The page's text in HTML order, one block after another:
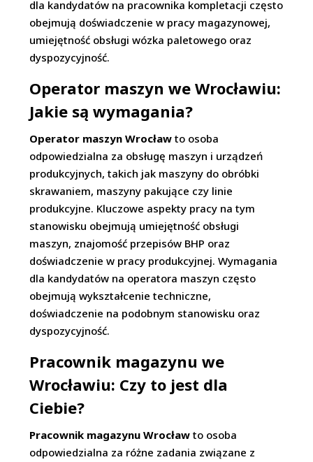
dla kandydatów na pracownika kompletacji często
obejmują doświadczenie w pracy magazynowej,
umiejętność obsługi wózka paletowego oraz
dyspozycyjność.
Operator maszyn we Wrocławiu:
Jakie są wymagania?
Operator maszyn Wrocław to osoba
odpowiedzialna za obsługę maszyn i urządzeń
produkcyjnych, takich jak maszyny do obróbki
skrawaniem, maszyny pakujące czy linie
produkcyjne. Kluczowe aspekty pracy na tym
stanowisku obejmują umiejętność obsługi
maszyn, znajomość przepisów BHP oraz
doświadczenie w pracy produkcyjnej. Wymagania
dla kandydatów na operatora maszyn często
obejmują wykształcenie techniczne,
doświadczenie na podobnym stanowisku oraz
dyspozycyjność.
Pracownik magazynu we
Wrocławiu: Czy to jest dla
Ciebie?
Pracownik magazynu Wrocław to osoba
odpowiedzialna za różne zadania związane z